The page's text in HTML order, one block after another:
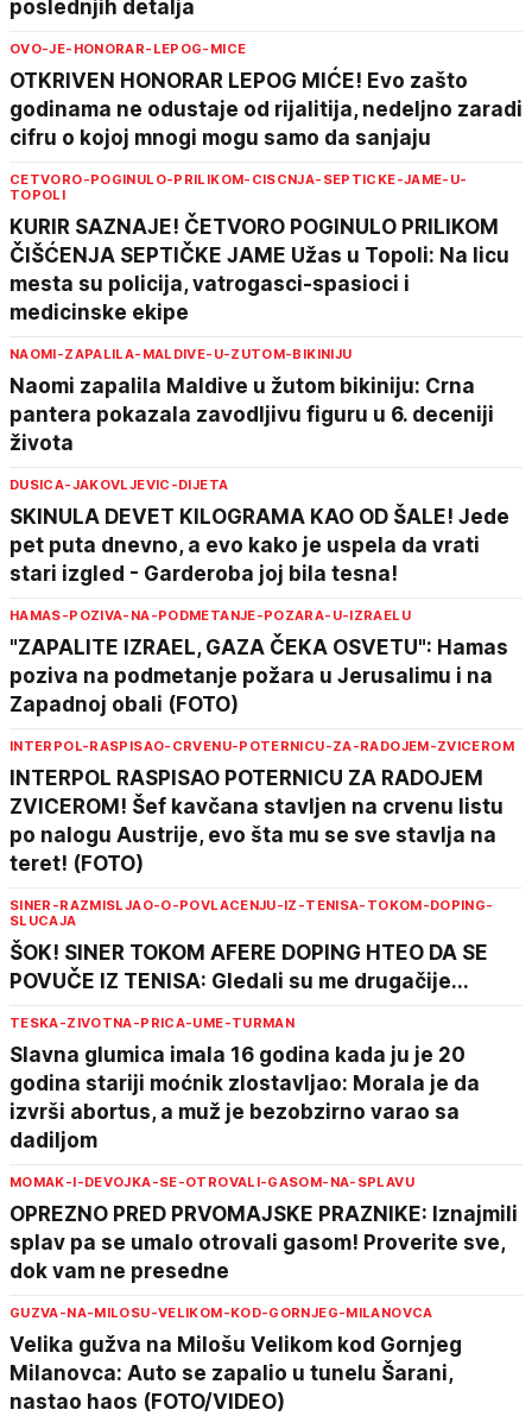
poslednjih detalja
OVO-JE-HONORAR-LEPOG-MICE
OTKRIVEN HONORAR LEPOG MIĆE! Evo zašto
godinama ne odustaje od rijalitija, nedeljno zaradi
cifru o kojoj mnogi mogu samo da sanjaju
CETVORO-POGINULO-PRILIKOM-CISCNJA-SEPTICKE-JAME-U-
TOPOLI
KURIR SAZNAJE! ČETVORO POGINULO PRILIKOM
ČIŠĆENJA SEPTIČKE JAME Užas u Topoli: Na licu
mesta su policija, vatrogasci-spasioci i
medicinske ekipe
NAOMI-ZAPALILA-MALDIVE-U-ZUTOM-BIKINIJU
Naomi zapalila Maldive u žutom bikiniju: Crna
pantera pokazala zavodljivu figuru u 6. deceniji
života
DUSICA-JAKOVLJEVIC-DIJETA
SKINULA DEVET KILOGRAMA KAO OD ŠALE! Jede
pet puta dnevno, a evo kako je uspela da vrati
stari izgled - Garderoba joj bila tesna!
HAMAS-POZIVA-NA-PODMETANJE-POZARA-U-IZRAELU
"ZAPALITE IZRAEL, GAZA ČEKA OSVETU": Hamas
poziva na podmetanje požara u Jerusalimu i na
Zapadnoj obali (FOTO)
INTERPOL-RASPISAO-CRVENU-POTERNICU-ZA-RADOJEM-ZVICEROM
INTERPOL RASPISAO POTERNICU ZA RADOJEM
ZVICEROM! Šef kavčana stavljen na crvenu listu
po nalogu Austrije, evo šta mu se sve stavlja na
teret! (FOTO)
SINER-RAZMISLJAO-O-POVLACENJU-IZ-TENISA-TOKOM-DOPING-
SLUCAJA
ŠOK! SINER TOKOM AFERE DOPING HTEO DA SE
POVUČE IZ TENISA: Gledali su me drugačije...
TESKA-ZIVOTNA-PRICA-UME-TURMAN
Slavna glumica imala 16 godina kada ju je 20
godina stariji moćnik zlostavljao: Morala je da
izvrši abortus, a muž je bezobzirno varao sa
dadiljom
MOMAK-I-DEVOJKA-SE-OTROVALI-GASOM-NA-SPLAVU
OPREZNO PRED PRVOMAJSKE PRAZNIKE: Iznajmili
splav pa se umalo otrovali gasom! Proverite sve,
dok vam ne presedne
GUZVA-NA-MILOSU-VELIKOM-KOD-GORNJEG-MILANOVCA
Velika gužva na Milošu Velikom kod Gornjeg
Milanovca: Auto se zapalio u tunelu Šarani,
nastao haos (FOTO/VIDEO)